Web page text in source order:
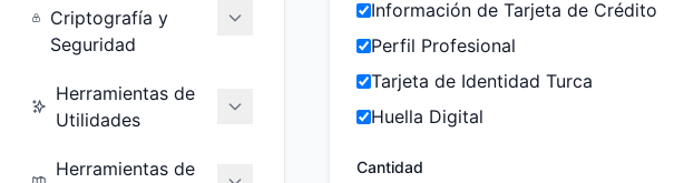
Criptografía y
Seguridad
Herramientas de
Utilidades
Herramientas de
Información de Tarjeta de Crédito
Perfil Profesional
Tarjeta de Identidad Turca
Huella Digital
Cantidad